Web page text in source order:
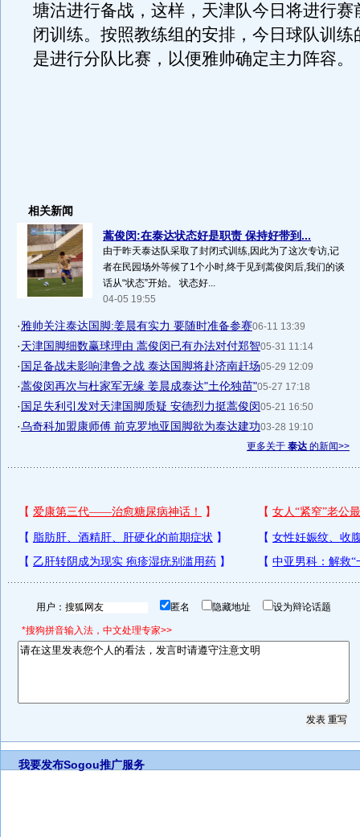
塘沽进行备战，这样，天津队今日将进行赛
闭训练。按照教练组的安排，今日球队训练
是进行分队比赛，以便雅帅确定主力阵容。
相关新闻
蒿俊闵:在泰达状态好是职责 保持好带到...
由于昨天泰达队采取了封闭式训练,因此为了这次专访,记
者在民园场外等候了1个小时,终于见到蒿俊闵后,我们的谈
话从“状态”开始。 状态好...
04-05 19:55
·雅帅关注泰达国脚:姜晨有实力 要随时准备参赛06-11 13:39
·天津国脚细数赢球理由 蒿俊闵已有办法对付郑智05-31 11:14
·国足备战未影响津鲁之战 泰达国脚将赴济南赶场05-29 12:09
·蒿俊闵再次与杜家军无缘 姜晨成泰达"土伦独苗"05-27 17:18
·国足失利引发对天津国脚质疑 安德烈力挺蒿俊闵05-21 16:50
·乌奇科加盟康师傅 前克罗地亚国脚欲为泰达建功03-28 19:10
更多关于 泰达 的新闻>>
用户： 匿名 隐藏地址 设为辩论话题
*搜狗拼音输入法，中文处理专家>>
我要发布Sogou推广服务